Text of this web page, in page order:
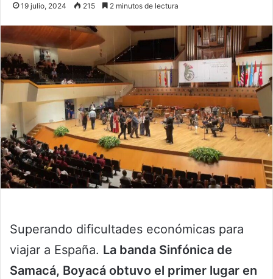
19 julio, 2024 215 2 minutos de lectura
Superando dificultades económicas para
viajar a España. La banda Sinfónica de
Samacá, Boyacá obtuvo el primer lugar en